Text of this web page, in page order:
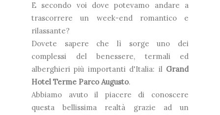
E secondo voi dove potevamo andare a
trascorrere un week-end romantico e
rilassante?
Dovete sapere che lì sorge uno dei
complessi del benessere, termali ed
alberghieri più importanti d'Italia: il Grand
Hotel Terme Parco Augusto.
Abbiamo avuto il piacere di conoscere
questa bellissima realtà grazie ad un